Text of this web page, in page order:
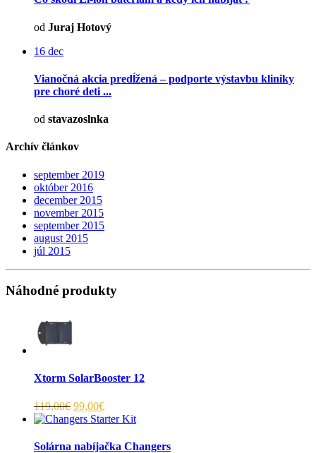
od Juraj Hotový
16 dec
Vianočná akcia predĺžená – podporte výstavbu kliniky
pre choré deti ...
od stavazoslnka
Archív článkov
september 2019
október 2016
december 2015
november 2015
september 2015
august 2015
júl 2015
Náhodné produkty
Xtorm SolarBooster 12
119,00€ 99,00€
Solárna nabíjačka Changers